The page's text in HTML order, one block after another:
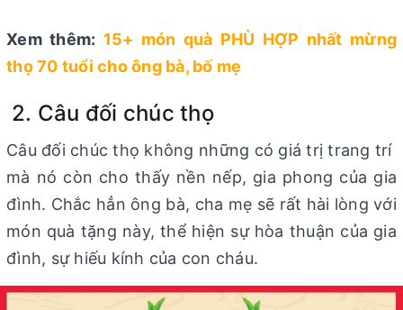
Xem thêm: 15+ món quà PHÙ HỢP nhất mừng
thọ 70 tuổi cho ông bà, bố mẹ
2. Câu đối chúc thọ
Câu đối chúc thọ không những có giá trị trang trí
mà nó còn cho thấy nền nếp, gia phong của gia
đình. Chắc hẳn ông bà, cha mẹ sẽ rất hài lòng với
món quà tặng này, thể hiện sự hòa thuận của gia
đình, sự hiếu kính của con cháu.